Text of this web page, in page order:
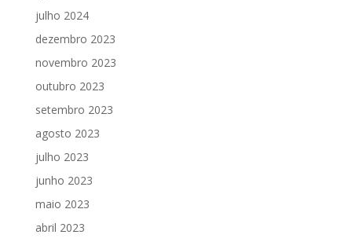
julho 2024
dezembro 2023
novembro 2023
outubro 2023
setembro 2023
agosto 2023
julho 2023
junho 2023
maio 2023
abril 2023